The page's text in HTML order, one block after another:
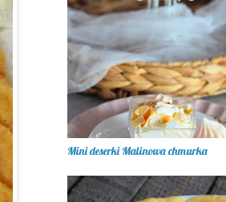
Mini deserki Malinowa chmurka